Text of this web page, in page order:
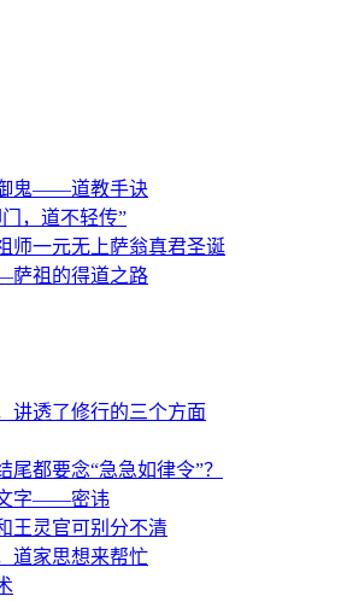
鬼——道教手诀
，道不轻传”
师一元无上萨翁真君圣诞
祖的得道之路
讲透了修行的三个方面
尾都要念“急急如律令”？
字——密讳
王灵官可别分不清
道家思想来帮忙